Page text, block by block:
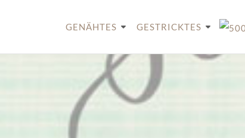
GENÄHTES GESTRICKTES